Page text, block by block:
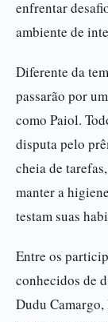
enfrentar
ambiente de
Diferente da
passarão por
como Paiol.
disputa pelo
cheia de
manter a
testam suas
Entre os
conhecidos de
Dudu Camargo,